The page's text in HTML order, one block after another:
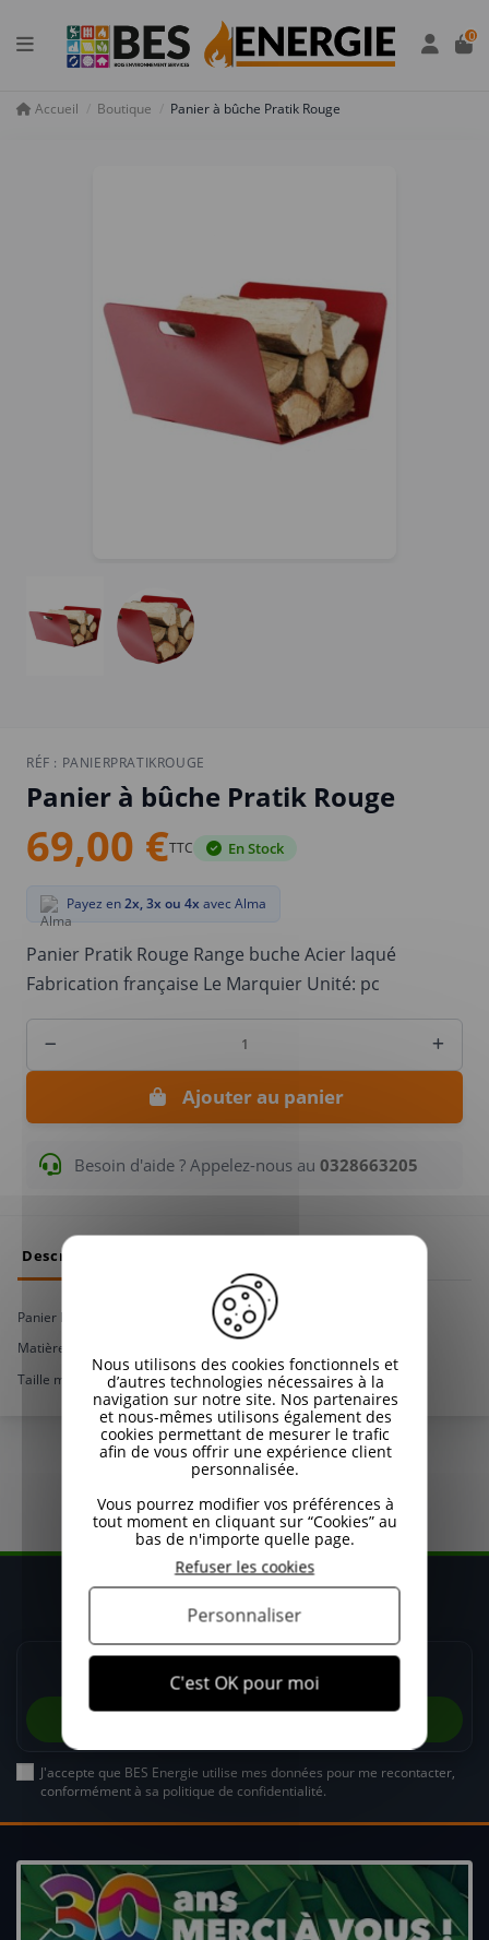
0
Accueil Boutique Panier à bûche Pratik Rouge
RÉF : PANIERPRATIKROUGE
Panier à bûche Pratik Rouge
69,00 €TTC En Stock
Payez en2x, 3x ou 4x avec Alma
Panier Pratik Rouge Range buche Acier laqué
Fabrication française Le Marquier Unité: pc
Ajouter au panier
Besoin d'aide ? Appelez-nous au 0328663205
Description
Panier Pratik Rouge
Matière : Acier peint, Couleur rouge
Taille maximum bûches : 45 cm
Restez informé de nos promos
Recevez nos promos et actualités avant la saison !
J'accepte que BES Energie utilise mes données pour me recontacter,
conformément à sa politique de confidentialité.
Nous utilisons des cookies fonctionnels et
d’autres technologies nécessaires à la
navigation sur notre site. Nos partenaires
et nous-mêmes utilisons également des
cookies permettant de mesurer le trafic
afin de vous offrir une expérience client
personnalisée.
Vous pourrez modifier vos préférences à
tout moment en cliquant sur “Cookies” au
bas de n'importe quelle page.
C'est OK pour moi
Refuser les cookies
Personnaliser